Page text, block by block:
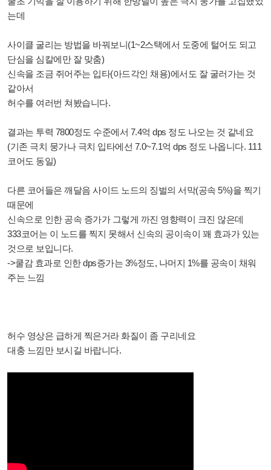
는데
사이클 굴리는 방법을 바꿔보니(1~2스택에서 도중에 털어도 되고
단심을 심칼에만 잘 맞춤)
신속을 조금 쥐어주는 입타(아드각인 채용)에서도 잘 굴러가는 것
같아서
허수를 여러번 쳐봤습니다.
결과는 투력 7800정도 수준에서 7.4억 dps 정도 나오는 것 같네요
(기존 극치 뭉가나 극치 입타에선 7.0~7.1억 dps 정도 나옵니다. 111
코어도 동일)
다른 코어들은 깨달음 사이드 노드의 징벌의 서막(공속 5%)을 찍기
때문에
신속으로 인한 공속 증가가 그렇게 까진 영향력이 크진 않은데
333코어는 이 노드를 찍지 못해서 신속의 공이속이 꽤 효과가 있는
것으로 보입니다.
->쿨감 효과로 인한 dps증가는 3%정도, 나머지 1%를 공속이 채워
주는 느낌
허수 영상은 급하게 찍은거라 화질이 좀 구리네요
대충 느낌만 보시길 바랍니다.